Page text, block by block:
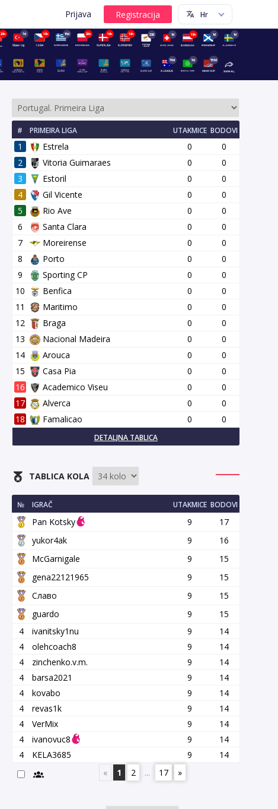
Prijava
20h 7d 18h 15d 20h 18h 18h 22d 1d 19h 1d 1d
70d 5d 153d
14 kolo 15 kolo 18 kolo 19 kolo
# PRIMEIRA LIGA UTAKMICE BODOVI
1 Estrela 0
0
2
Vitoria Guimaraes 0
0
3
Estoril 0
0
4
Gil Vicente 0
0
5
Rio Ave 0
0
6
Santa Clara 0
0
7
Moreirense 0
0
8
Porto 0
0
9
Sporting CP 0
0
10
Benfica 0
0
11
Maritimo 0
0
12
Braga 0
0
13
Nacional Madeira 0
0
14
Arouca 0
0
15
Casa Pia 0
0
16
Academico Viseu 0
0
17
Alverca 0
0
18
Famalicao 0 0
DETALJNA TABLICA
TABLICA KOLA
№ IGRAČ UTAKMICE BODOVI
Pan Kotsky 9
17
yukor4ak
9
16
McGarnigale
9
15
gena22121965
9
15
Славо
9
15
guardo
9
15
4
ivanitsky1nu 9
14
4
olehcoach8 9
14
4
zinchenko.v.m. 9
14
4
barsa2021 9
14
4
kovabo 9
14
4
revas1k 9
14
4
VerMix 9
14
4
ivanovuc8 9
14
4
KELA3685 9
14
«
1 2 ... 17 »